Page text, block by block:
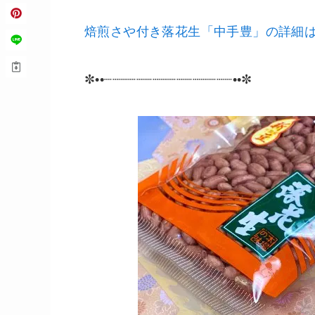
焙煎さや付き落花生「中手豊」の詳細
✼••┈┈┈┈┈┈┈┈┈┈┈┈┈┈┈┈••✼